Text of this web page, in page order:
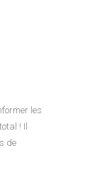
les
! Il
de